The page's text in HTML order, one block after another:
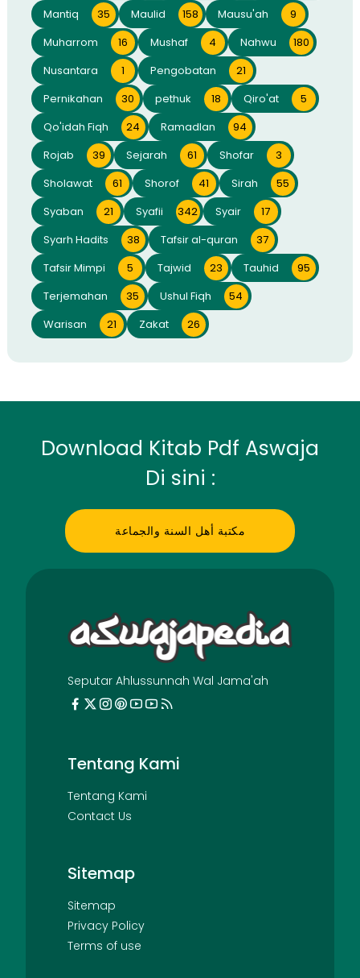
Mantiq
35 Maulid 158 Mausu'ah
9
Muharrom
16 Mushaf 4 Nahwu
180
Nusantara
1 Pengobatan
21
Pernikahan
30 pethuk 18 Qiro'at
5
Qo'idah Fiqh
24 Ramadlan
94
Rojab
39 Sejarah 61 Shofar
3
Sholawat
61 Shorof 41 Sirah
55
Syaban
21 Syafii 342 Syair
17
Syarh Hadits
38 Tafsir al-quran
37
Tafsir Mimpi
5 Tajwid 23 Tauhid
95
Terjemahan
35 Ushul Fiqh
54
Warisan
21 Zakat 26
Download Kitab Pdf Aswaja
Di sini :
مكتبة أهل السنة والجماعة
Seputar Ahlussunnah Wal Jama'ah
Tentang Kami
Tentang Kami
Contact Us
Sitemap
Sitemap
Privacy Policy
Terms of use